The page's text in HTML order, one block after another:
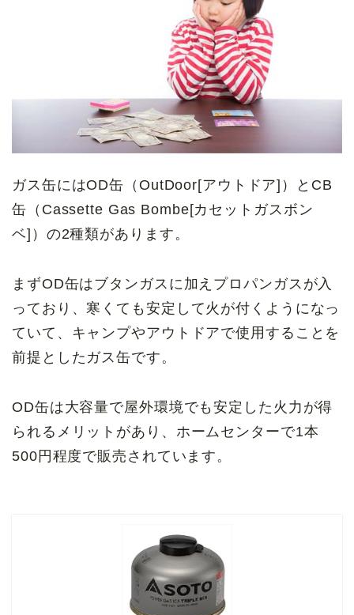
ガス缶にはOD缶（OutDoor[アウトドア]）とCB
缶（Cassette Gas Bombe[カセットガスボン
ベ]）の2種類があります。
まずOD缶はブタンガスに加えプロパンガスが入
っており、寒くても安定して火が付くようになっ
ていて、キャンプやアウトドアで使用することを
前提としたガス缶です。
OD缶は大容量で屋外環境でも安定した火力が得
られるメリットがあり、ホームセンターで1本
500円程度で販売されています。